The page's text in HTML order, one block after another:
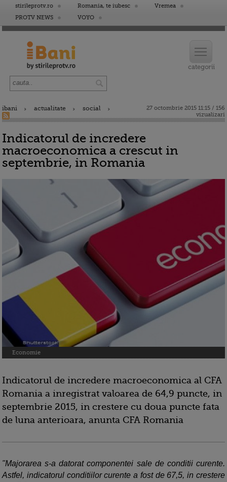
stirileprotv.ro Romania, te iubesc
Vremea
PROTV NEWS
VOYO
ibani actualitate social
27 octombrie 2015 11:15 / 156
vizualizari
Indicatorul de incredere
macroeconomica a crescut in
septembrie, in Romania
Economie
Indicatorul de incredere macroeconomica al CFA
Romania a inregistrat valoarea de 64,9 puncte, in
septembrie 2015, in crestere cu doua puncte fata
de luna anterioara, anunta CFA Romania
"Majorarea s-a datorat componentei sale de conditii curente.
Astfel, indicatorul conditiilor curente a fost de 67,5, in crestere